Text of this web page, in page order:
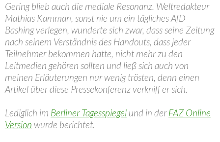
Gering blieb auch die mediale Resonanz. Weltredakteur
Mathias Kamman, sonst nie um ein tägliches AfD
Bashing verlegen, wunderte sich zwar, dass seine Zeitung
nach seinem Verständnis des Handouts, dass jeder
Teilnehmer bekommen hatte, nicht mehr zu den
Leitmedien gehören sollten und ließ sich auch von
meinen Erläuterungen nur wenig trösten, denn einen
Artikel über diese Pressekonferenz verkniff er sich.
Lediglich im Berliner Tagesspiegel und in derFAZ Online
Version wurde berichtet.